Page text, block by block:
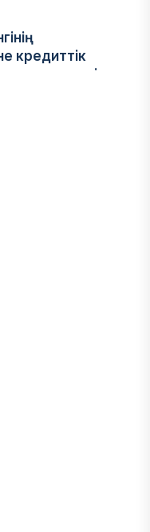
кредиттік
жетті